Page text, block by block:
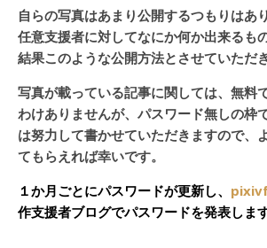
自らの写真はあまり公開するつもりはあ
任意支援者に対してなにか何か出来るも
結果このような公開方法とさせていただ
写真が載っている記事に関しては、無料
わけありませんが、パスワード無しの枠
は努力して書かせていただきますので、
てもらえれば幸いです。
１か月ごとにパスワードが更新し、
作支援者ブログでパスワードを発表します